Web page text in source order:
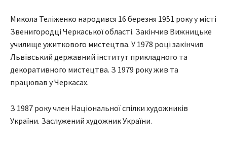
Микола Теліженко народився 16 березня 1951 року у місті
Звенигородці Черкаської області. Закінчив Вижницьке
училище ужиткового мистецтва. У 1978 році закінчив
Львівський державний інститут прикладного та
декоративного мистецтва. З 1979 року жив та
працював у Черкасах.
З 1987 року член Національної спілки художників
України. Заслужений художник України.